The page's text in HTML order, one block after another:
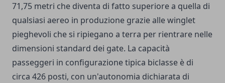
71,75 metri che diventa di fatto superiore a quella di
qualsiasi aereo in produzione grazie alle winglet
pieghevoli che si ripiegano a terra per rientrare nelle
dimensioni standard dei gate. La capacità
passeggeri in configurazione tipica biclasse è di
circa 426 posti, con un'autonomia dichiarata di